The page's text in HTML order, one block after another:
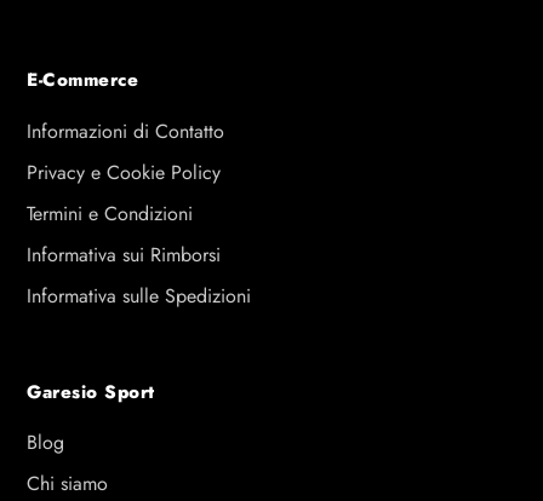
E-Commerce
Informazioni di Contatto
Privacy e Cookie Policy
Termini e Condizioni
Informativa sui Rimborsi
Informativa sulle Spedizioni
Garesio Sport
Blog
Chi siamo